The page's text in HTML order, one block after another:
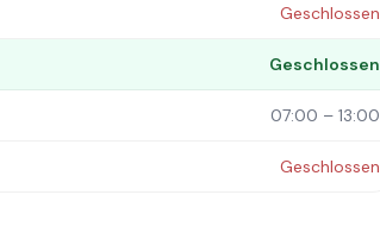
Geschlossen
Geschlossen
07:00 – 13:00
Geschlossen